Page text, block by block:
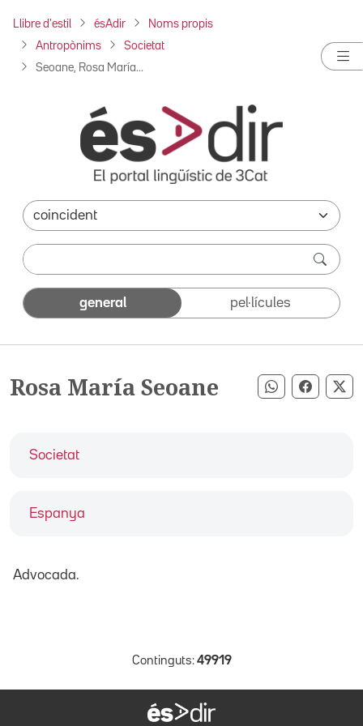
Llibre d'estil ésAdir Noms propis
Antropònims Societat
Seoane, Rosa María...
general pel·lícules
Rosa María Seoane Compartir
Societat
Espanya
Advocada.
Continguts: 49919